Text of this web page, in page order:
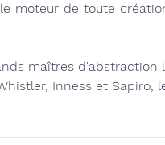
moteur de toute
maîtres d'abstraction
Inness et Sapiro,